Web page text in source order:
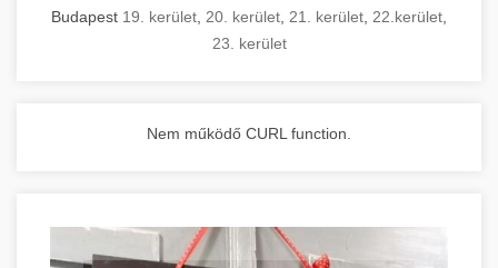
Budapest 19. kerület 20. kerület 21. kerület 22.kerület
23. kerület
Nem működő CURL function.